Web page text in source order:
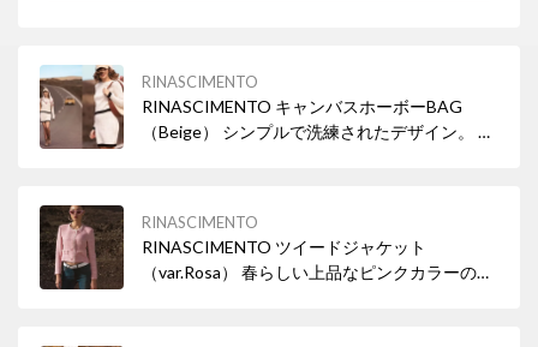
RINASCIMENTO
RINASCIMENTO キャンバスホーボーBAG
（Beige） シンプルで洗練されたデザイン。 お
RINASCIMENTO
RINASCIMENTO ツイードジャケット
（var.Rosa） 春らしい上品なピンクカラーのツ